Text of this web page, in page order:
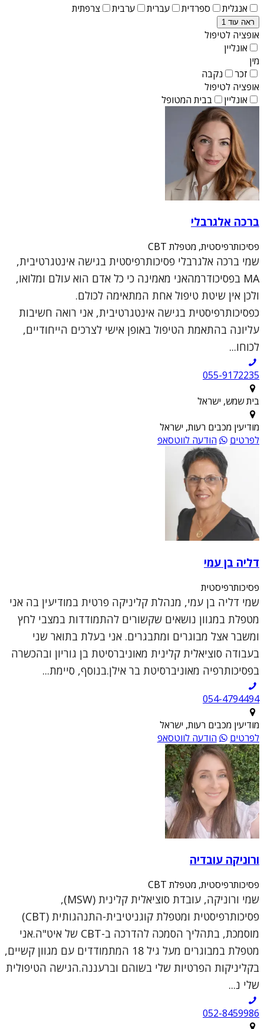
אנגלית
ספרדית עברית ערבית צרפתית
ראה עוד 1
אופציה לטיפול
אונליין
מין
זכר
נקבה
אופציה לטיפול
אונליין
בבית המטופל
ברכה אלגרבלי
פסיכותרפיסטית, מטפלת CBT
שמי ברכה אלגרבלי פסיכותרפיסטית בגישה אינטגרטיבית,
MA בפסיכודרמהאני מאמינה כי כל אדם הוא עולם ומלואו,
ולכן אין שיטת טיפול אחת המתאימה לכולם.
כפסיכותרפיסטית בגישה אינטגרטיבית, אני רואה חשיבות
עליונה בהתאמת הטיפול באופן אישי לצרכים הייחודיים,
לכוחו...
055-9172235
בית שמש, ישראל
מודיעין מכבים רעות, ישראל
לפרטים
הודעה לווטסאפ
דליה בן עמי
פסיכותרפיסטית
שמי דליה בן עמי, מנהלת קליניקה פרטית במודיעין בה אני
מטפלת במגוון נושאים שקשורים להתמודדות במצבי לחץ
ומשבר אצל מבוגרים ומתבגרים. אני בעלת בתואר שני
בעבודה סוציאלית קלינית מאוניברסיטת בן גוריון ובהכשרה
בפסיכותרפיה מאוניברסיטת בר אילן.בנוסף, סיימת...
054-4794494
מודיעין מכבים רעות, ישראל
לפרטים
הודעה לווטסאפ
ורוניקה עובדיה
פסיכותרפיסטית, מטפלת CBT
שמי ורוניקה, עובדת סוציאלית קלינית (MSW),
פסיכותרפיסטית ומטפלת קוגניטיבית-התנהגותית (CBT)
מוסמכת, בתהליך הסמכה להדרכה ב-CBT של איט"ה.אני
מטפלת במבוגרים מעל גיל 18 המתמודדים עם מגוון קשיים,
בקליניקות הפרטיות שלי בשוהם וברעננה.הגישה הטיפולית
שלי נ...
052-8459986